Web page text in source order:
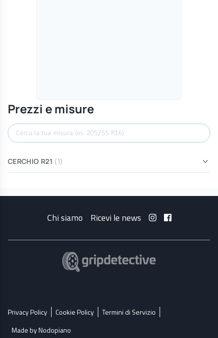
Prezzi e misure
Cerca misura
CERCHIO R21 (1)
Chi siamo Ricevi le news
Privacy Policy Cookie Policy
Termini di Servizio
Made by Nodopiano